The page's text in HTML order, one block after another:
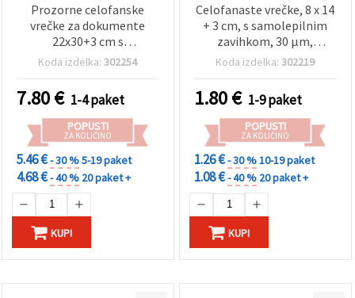
Prozorne celofanske
vrečke za dokumente
22x30+3 cm s
samolepilnim trakom, 30
Koda izdelka:302254
7.80€ 1-4 paket
POPUSTI
ZA KOLIČINO
5.46 €- 30 %5-19 paket
4.68 €- 40 % 20 paket +
KUPI
Celofanaste vrečke, 8 x 14
+ 3 cm, s samolepilnim
zavihkom, 30 µm,
prozorne - paket 200
Koda izdelka:302219
1.80€ 1-9 paket
POPUSTI
ZA KOLIČINO
1.26 €- 30 %10-19 paket
1.08 €- 40 % 20 paket +
KUPI